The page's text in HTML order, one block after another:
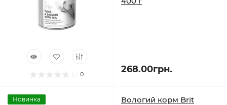
0 268.00грн.
Новинка
Вологий корм Brit